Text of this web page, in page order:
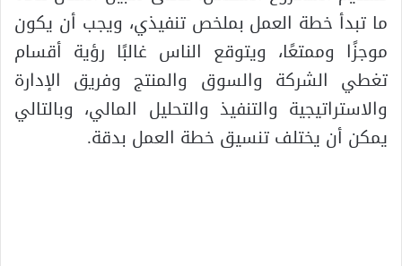
ما تبدأ خطة العمل بملخص تنفيذي، ويجب أن يكون
موجزًا وممتعًا، ويتوقع الناس غالبًا رؤية أقسام
تغطي الشركة والسوق والمنتج وفريق الإدارة
والاستراتيجية والتنفيذ والتحليل المالي، وبالتالي
يمكن أن يختلف تنسيق خطة العمل بدقة.